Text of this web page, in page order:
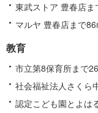
東武ストア 豊春店
マルヤ 豊春店まで
教育
市立第8保育所まで
社会福祉法人さくら
認定こども園とよは